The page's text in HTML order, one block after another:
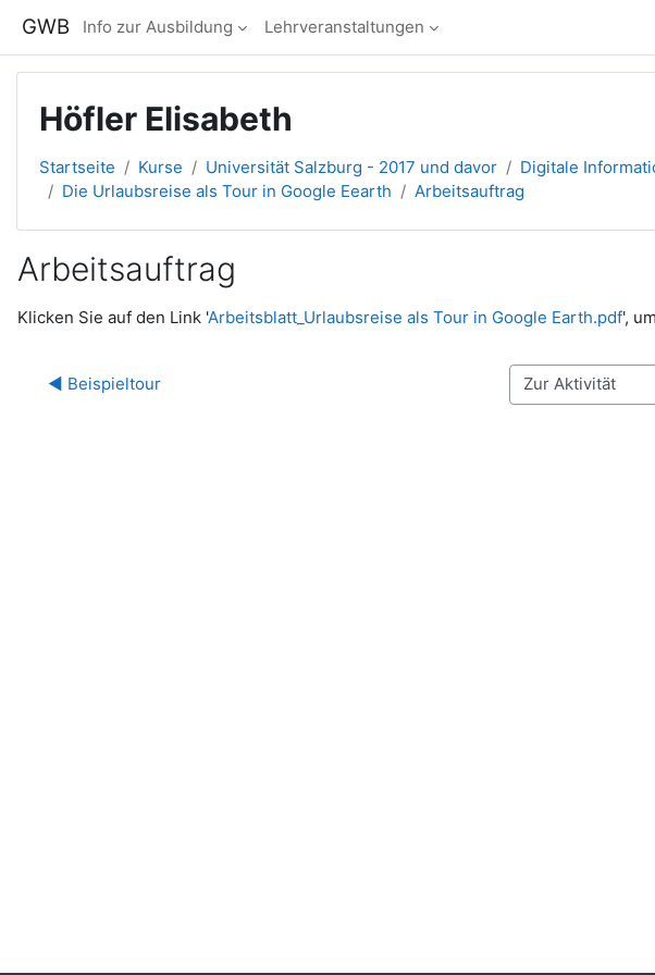
GWB Info zur Ausbildung Lehrveranstaltungen
Höfler Elisabeth
Startseite Kurse Universität Salzburg - 2017 und davor Digitale
Die Urlaubsreise als Tour in Google Eearth
Arbeitsauftrag
Arbeitsauftrag
Abschlussbedingungen
Klicken Sie auf den Link 'Arbeitsblatt_Urlaubsreise als Tour in Google Earth.pdf',
◀︎ Beispieltour Zur Aktivität